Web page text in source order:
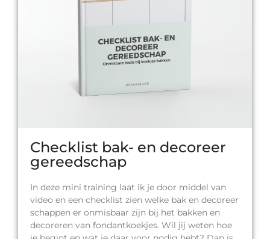
Checklist bak- en decoreer
gereedschap
In deze mini training laat ik je door middel van
video en een checklist zien welke bak en decoreer
schappen er onmisbaar zijn bij het bakken en
decoreren van fondantkoekjes. Wil jij weten hoe